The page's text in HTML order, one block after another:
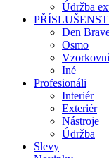
Údržba
Den
Osmo
Iné
Profesionáli
Interiér
Exteriér
Nástroje
Údržba
Slevy